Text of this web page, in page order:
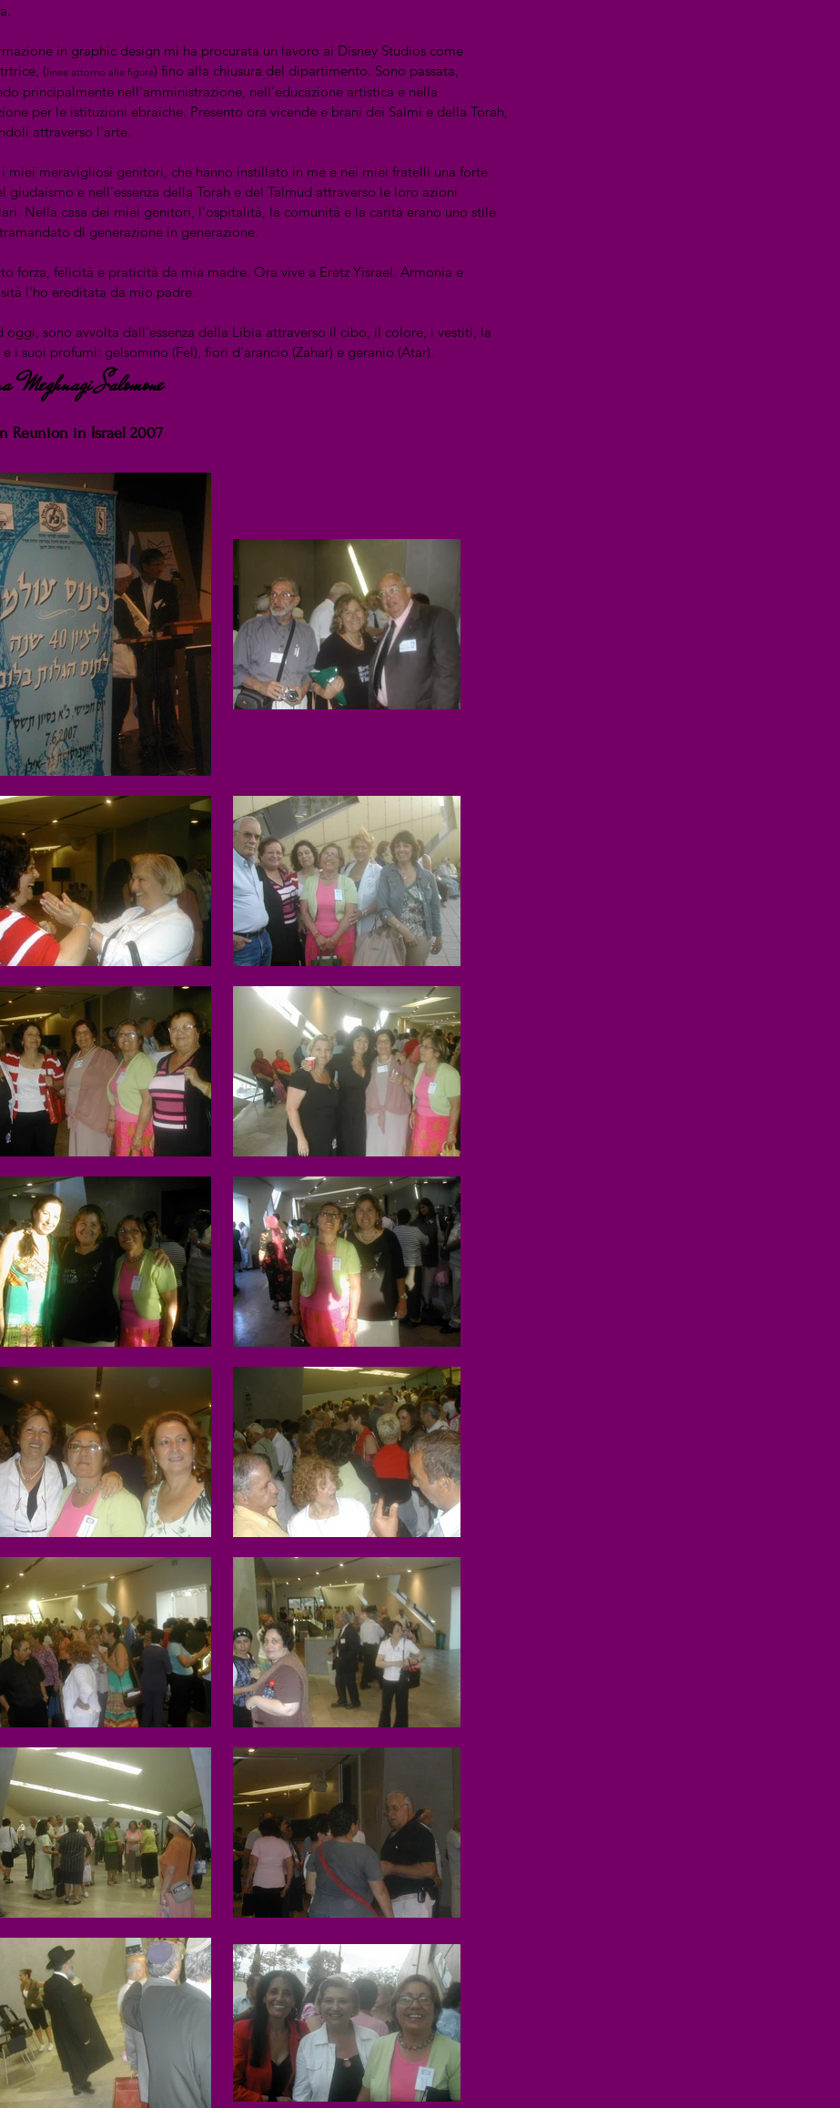
in graphic design mi ha procurata un lavoro ai Disney Studios come
(linee attorno alle figure) fino alla chiusura del dipartimento. Sono passata,
principalmente nell'amministrazione, nell'educazione artistica e nella
per le istituzioni ebraiche. Presento ora vicende e brani dei Salmi e della Torah,
attraverso l'arte.
miei meravigliosi genitori, che hanno instillato in me e nei miei fratelli una forte
giudaismo e nell'essenza della Torah e del Talmud attraverso le loro azioni
Nella casa dei miei genitori, l'ospitalità, la comunità e la carità erano uno stile
di generazione in generazione.
forza, felicità e praticità da mia madre. Ora vive a Eretz Yisrael. Armonia e
l'ho ereditata da mio padre.
oggi, sono avvolta dall'essenza della Libia attraverso il cibo, il colore, i vestiti, la
e i suoi profumi: gelsomino (Fel), fiori d'arancio (Zahar) e geranio (Atar).
Meghnagi Salomone
Reunion in Israel 2007